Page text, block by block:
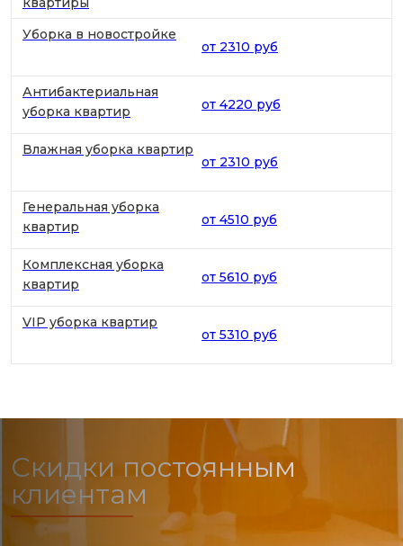
Уборка в новостройке
от 2310 руб
Антибактериальная
уборка квартир
от 4220 руб
Влажная уборка квартир
от 2310 руб
Генеральная уборка
квартир
от 4510 руб
Комплексная уборка
квартир
от 5610 руб
VIP уборка квартир
от 5310 руб
Скидки постоянным
клиентам